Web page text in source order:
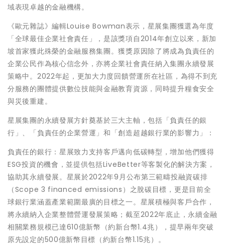
域表現卓越的金融機構。
《歐元雜誌》編輯Louise Bowman表示，星展集團獲選為年度
「全球最佳企業社會責任」，是該獎項自2014年創立以來，新加
坡首家獲此殊榮的金融服務集團。獲獎原因除了將成為負責任的
企業公民作為核心信念外，亦將企業社會責任納入集團永續發展
策略中。2022年起，更加大力度回饋營運所在社區，為得不到充
分服務的團體提供數位技能與金融教育資源，同時提升糧食安全
與災後重建。
星展集團的永續發展方針奠基於三大主軸，包括「負責任的銀
行」、「負責任的企業營運」和「創造超越銀行業的影響力」：
負責任的銀行：星展致力支持客戶邁向低碳轉型，增加他們獲得
ESG投資的機會，並提供包括LiveBetter等客製化的解決方案，
協助其永續發展。星展於2022年9月公布第三範疇投融資碳排
（Scope 3 financed emissions）之脫碳目標，更是目前全
球銀行業涵蓋產業範圍最廣的目標之一。星展積極與客戶合作，
將永續納入企業整體營運發展策略；截至2022年底止，永續金融
相關業務規模已達610億新幣（約新台幣1.4兆），提早兩年突破
原先設定的500億新幣目標（約新台幣1.15兆）。